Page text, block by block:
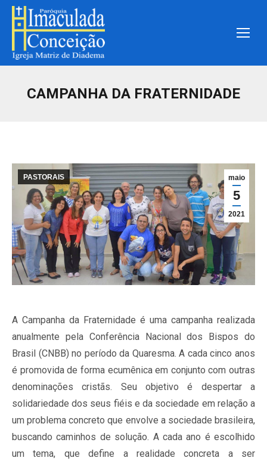
CAMPANHA DA FRATERNIDADE
maio
5
2021
PASTORAIS
A Campanha da Fraternidade é uma campanha realizada
anualmente pela Conferência Nacional dos Bispos do
Brasil (CNBB) no período da Quaresma. A cada cinco anos
é promovida de forma ecumênica em conjunto com outras
denominações cristãs. Seu objetivo é despertar a
solidariedade dos seus fiéis e da sociedade em relação a
um problema concreto que envolve a sociedade brasileira,
buscando caminhos de solução. A cada ano é escolhido
um tema, que define a realidade concreta a ser